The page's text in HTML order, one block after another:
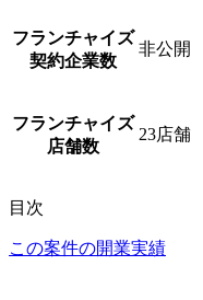
フランチャイズ
契約企業数
非公開
フランチャイズ
店舗数
23店舗
目次
この案件の開業実績